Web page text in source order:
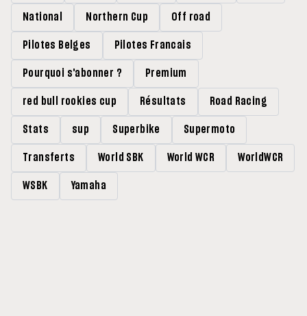
National Northern Cup Off road
Pilotes Belges Pilotes Francais
Pourquoi s'abonner ? Premium
red bull rookies cup Résultats Road Racing
Stats sup Superbike Supermoto
Transferts World SBK World WCR WorldWCR
WSBK Yamaha